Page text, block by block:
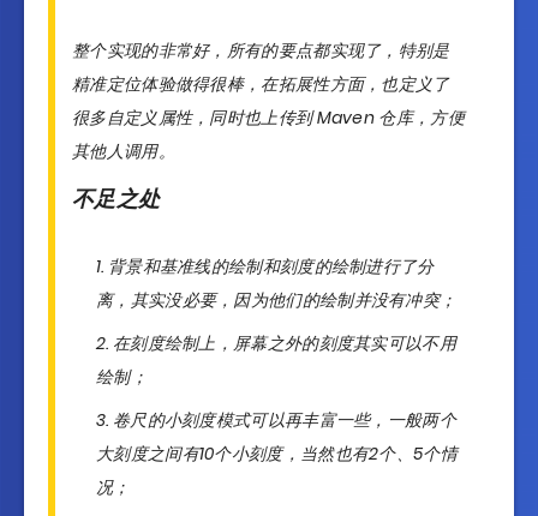
整个实现的非常好，所有的要点都实现了，特别是
精准定位体验做得很棒，在拓展性方面，也定义了
很多自定义属性，同时也上传到 Maven 仓库，方便
其他人调用。
不足之处
背景和基准线的绘制和刻度的绘制进行了分
离，其实没必要，因为他们的绘制并没有冲突；
在刻度绘制上，屏幕之外的刻度其实可以不用
绘制；
卷尺的小刻度模式可以再丰富一些，一般两个
大刻度之间有10个小刻度，当然也有2个、5个情
况；